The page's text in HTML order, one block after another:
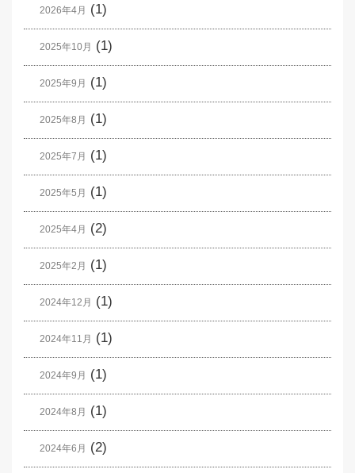
2026年4月 (1)
2025年10月 (1)
2025年9月 (1)
2025年8月 (1)
2025年7月 (1)
2025年5月 (1)
2025年4月 (2)
2025年2月 (1)
2024年12月 (1)
2024年11月 (1)
2024年9月 (1)
2024年8月 (1)
2024年6月 (2)